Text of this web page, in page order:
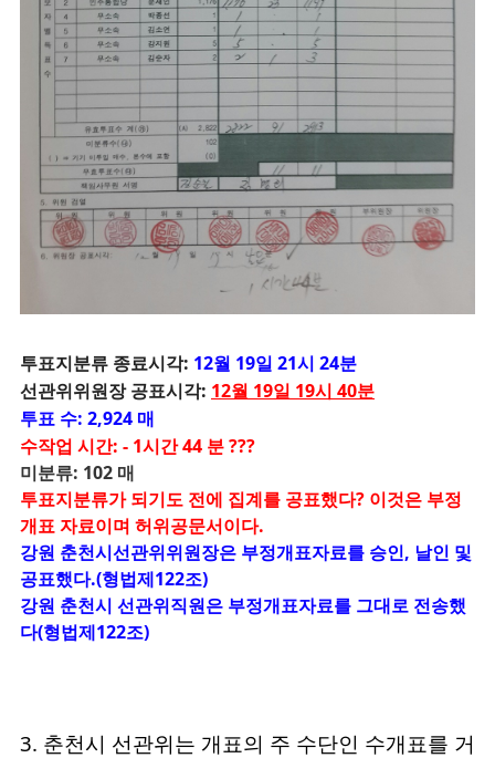
투표지분류 종료시각: 12월 19일 21시 24분
선관위위원장 공표시각: 12월 19일 19시 40분
투표 수: 2,924 매
수작업 시간: - 1시간 44 분 ???
미분류: 102 매
투표지분류가 되기도 전에 집계를 공표했다? 이것은 부정
개표 자료이며 허위공문서이다.
강원 춘천시선관위위원장은 부정개표자료를 승인, 날인 및
공표했다.(형법제122조)
강원 춘천시 선관위직원은 부정개표자료를 그대로 전송했
다(형법제122조)
3. 춘천시 선관위는 개표의 주 수단인 수개표를 거